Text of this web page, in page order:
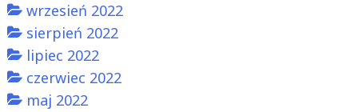
wrzesień 2022
sierpień 2022
lipiec 2022
czerwiec 2022
maj 2022